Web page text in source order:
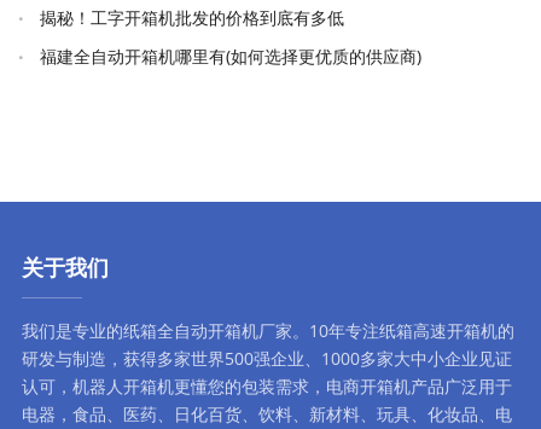
揭秘！工字开箱机批发的价格到底有多低
福建全自动开箱机哪里有(如何选择更优质的供应商)
关于我们
我们是专业的纸箱全自动开箱机厂家。10年专注纸箱高速开箱机的
研发与制造，获得多家世界500强企业、1000多家大中小企业见证
认可， 机器人开箱机更懂您的包装需求， 电商开箱机产品广泛用于
电器，食品、医药、日化百货、饮料、新材料、玩具、化妆品、电